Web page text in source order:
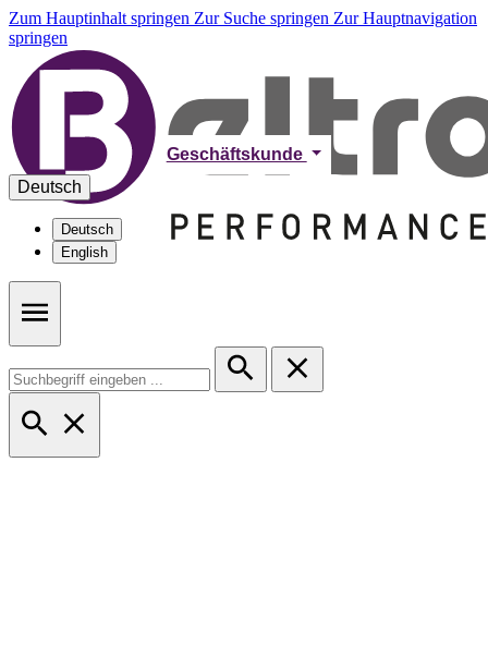
Zum Hauptinhalt springen Zur Suche springen Zur Hauptnavigation
springen
Geschäftskunde
Deutsch
Deutsch
English